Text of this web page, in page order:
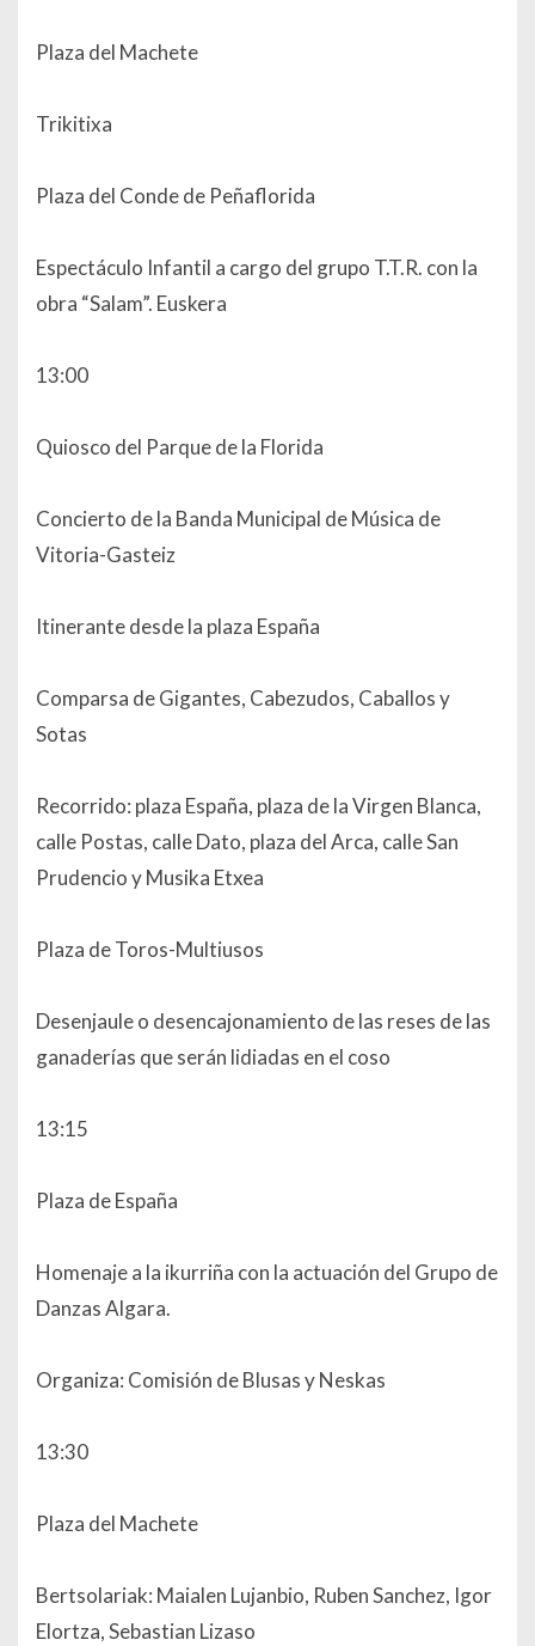
Plaza del Machete
Trikitixa
Plaza del Conde de Peñaflorida
Espectáculo Infantil a cargo del grupo T.T.R. con la
obra “Salam”. Euskera
13:00
Quiosco del Parque de la Florida
Concierto de la Banda Municipal de Música de
Vitoria-Gasteiz
Itinerante desde la plaza España
Comparsa de Gigantes, Cabezudos, Caballos y
Sotas
Recorrido: plaza España, plaza de la Virgen Blanca,
calle Postas, calle Dato, plaza del Arca, calle San
Prudencio y Musika Etxea
Plaza de Toros-Multiusos
Desenjaule o desencajonamiento de las reses de las
ganaderías que serán lidiadas en el coso
13:15
Plaza de España
Homenaje a la ikurriña con la actuación del Grupo de
Danzas Algara.
Organiza: Comisión de Blusas y Neskas
13:30
Plaza del Machete
Bertsolariak: Maialen Lujanbio, Ruben Sanchez, Igor
Elortza, Sebastian Lizaso